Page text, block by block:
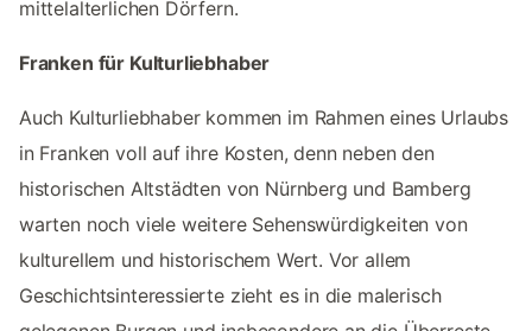
mittelalterlichen Dörfern.
Franken für Kulturliebhaber
Auch Kulturliebhaber kommen im Rahmen eines Urlaubs
in Franken voll auf ihre Kosten, denn neben den
historischen Altstädten von Nürnberg und Bamberg
warten noch viele weitere Sehenswürdigkeiten von
kulturellem und historischem Wert. Vor allem
Geschichtsinteressierte zieht es in die malerisch